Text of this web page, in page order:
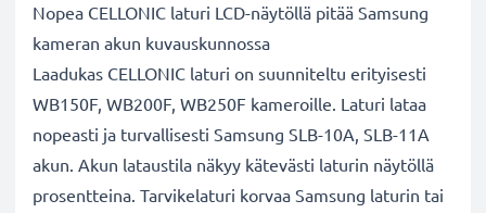
Nopea CELLONIC laturi LCD-näytöllä pitää Samsung
kameran akun kuvauskunnossa
Laadukas CELLONIC laturi on suunniteltu erityisesti
WB150F, WB200F, WB250F kameroille. Laturi lataa
nopeasti ja turvallisesti Samsung SLB-10A, SLB-11A
akun. Akun lataustila näkyy kätevästi laturin näytöllä
prosentteina. Tarvikelaturi korvaa Samsung laturin tai